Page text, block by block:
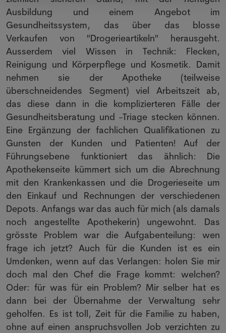
Ausbildung und einem Angebot im
Gesundheitssystem, das über das blosse
Verkaufen von "Drogerieartikeln" herausgeht.
Ausserdem viel Wissen in Technik: Flecken,
Reinigung und Körperpflege und Kosmetik. Damit
nehmen sie der Apotheke (teilweise
überschneidendes Segment) viel Arbeitszeit ab,
das diese dann in die komplizierteren Fälle der
Gesundheitsberatung und -Triage stecken können.
Eine Ergänzung der fachlichen Qualifikationen zu
Gunsten der Kunden und Patienten! Auf der
Führungsebene funktioniert das ähnlich: Die
Apothekenseite kümmert sich um die Abrechnung
mit den Krankenkassen und die Drogerieseite um
den Einkauf und Rechnungen der verschiedenen
Depots. Anfangs war das auch für mich (als damals
noch angestellte Apothekerin) ungewohnt. Das
grösste Problem war die Aufgabenteilung: wen
frage ich jetzt? Auch für die Kunden ist es ein
Umdenken, wenn auf das Verlangen: holen Sie mir
doch mal den Chef die Frage kommt: welchen?
Oder: für was für ein Problem? Mir selber hat es
dann bei der Übernahme der Verwaltung sehr
geholfen. Es ist toll, Zeit für die Familie zu haben,
ohne auf einen anspruchsvollen Job verzichten zu